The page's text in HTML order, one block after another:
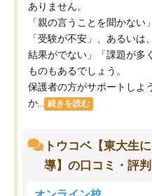
ありません。
「親の言うことを聞かない
「受験が不安」、あるいは
結果がでない」「課題が多
ものもあるでしょう。
保護者の方がサポートしよ
か...
続きを読む
トウコベ【東大生
導】の口コミ・評判